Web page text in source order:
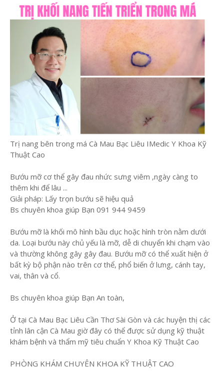
Trị nang bên trong má Cà Mau Bạc Liêu IMedic Y Khoa Kỹ
Thuật Cao
Bướu mỡ cơ thể gây đau nhức sưng viêm ,ngày càng to
thêm khi để lâu ...
Giải pháp: Lấy trọn bướu sẽ hiệu quả
Bs chuyên khoa giúp Bạn 091 944 9459
Bướu mỡ là khối mô hình bầu dục hoặc hình tròn nằm dưới
da. Loại bướu này chủ yếu là mỡ, dễ di chuyển khi chạm vào
và thường không gây gây đau. Bướu mỡ có thể xuất hiện ở
bất kỳ bộ phận nào trên cơ thể, phổ biến ở lưng, cánh tay,
vai, thân và cổ.
Bs chuyên khoa giúp Bạn An toàn,
Ở tại Cà Mau Bạc Liêu Cần Thơ Sài Gòn và các huyện thị các
tỉnh lân cận Cà Mau giờ đây có thể được sử dụng kỹ thuật
khám bệnh và thẩm mỹ tiêu chuẩn Y Khoa Kỹ Thuật Cao
PHÒNG KHÁM CHUYÊN KHOA KỸ THUẬT CAO